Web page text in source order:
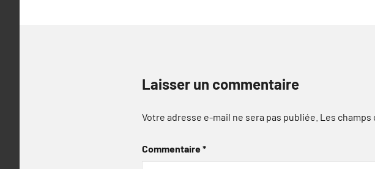
Laisser un commentaire
Votre adresse e-mail ne sera pas publiée. Les
Commentaire*